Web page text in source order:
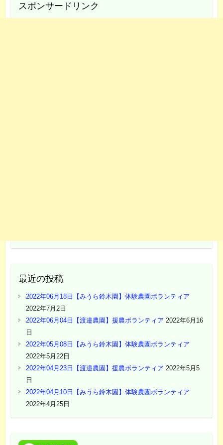
スポンサードリンク
最近の投稿
2022年06月18日【みうら鈴木園】体験農園ボランティア
2022年7月2日
2022年06月04日【渡邉農園】援農ボランティア 2022年6月16
日
2022年05月08日【みうら鈴木園】体験農園ボランティア
2022年5月22日
2022年04月23日【渡邉農園】援農ボランティア 2022年5月5
日
2022年04月10日【みうら鈴木園】体験農園ボランティア
2022年4月25日